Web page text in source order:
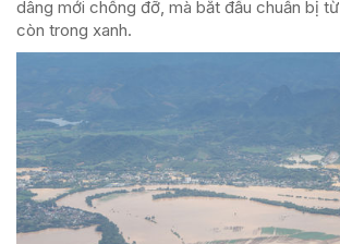
dâng mới chống đỡ, mà bắt đầu chuẩn bị
còn trong xanh.